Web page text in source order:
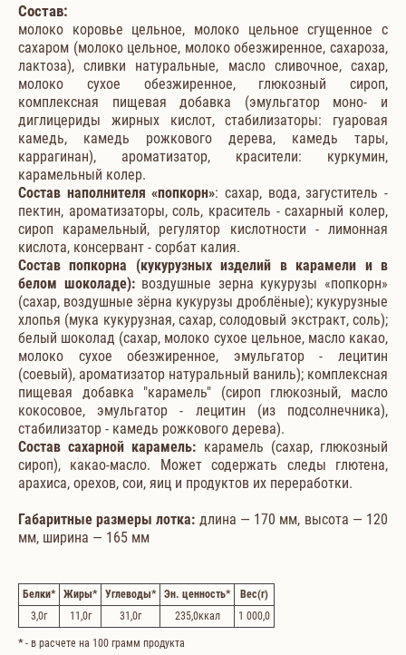
Состав:
молоко коровье цельное, молоко цельное сгущенное с
сахаром (молоко цельное, молоко обезжиренное, сахароза,
лактоза), сливки натуральные, масло сливочное, сахар,
молоко сухое обезжиренное, глюкозный сироп,
комплексная пищевая добавка (эмульгатор моно- и
диглицериды жирных кислот, стабилизаторы: гуаровая
камедь, камедь рожкового дерева, камедь тары,
каррагинан), ароматизатор, красители: куркумин,
карамельный колер.
Состав наполнителя «попкорн»: сахар, вода, загуститель -
пектин, ароматизаторы, соль, краситель - сахарный колер,
сироп карамельный, регулятор кислотности - лимонная
кислота, консервант - сорбат калия.
Состав попкорна (кукурузных изделий в карамели и в
белом шоколаде):воздушные зерна кукурузы «попкорн»
(сахар, воздушные зёрна кукурузы дроблёные); кукурузные
хлопья (мука кукурузная, сахар, солодовый экстракт, соль);
белый шоколад (сахар, молоко сухое цельное, масло какао,
молоко сухое обезжиренное, эмульгатор - лецитин
(соевый), ароматизатор натуральный ваниль); комплексная
пищевая добавка "карамель" (сироп глюкозный, масло
кокосовое, эмульгатор - лецитин (из подсолнечника),
стабилизатор - камедь рожкового дерева).
Состав сахарной карамель: карамель (сахар, глюкозный
сироп), какао-масло. Может содержать следы глютена,
арахиса, орехов, сои, яиц и продуктов их переработки.
Габаритные размеры лотка: длина — 170 мм, высота — 120
мм, ширина — 165 мм
Белки* Жиры* Углеводы* Эн. ценность* Вес(г)
3,0г 11,0г 31,0г 235,0ккал 1 000,0
*- в расчете на 100 грамм продукта